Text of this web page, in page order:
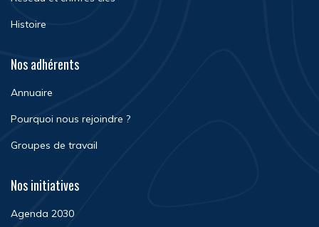
Histoire
Nos adhérents
Annuaire
Pourquoi nous rejoindre ?
Groupes de travail
Nos initiatives
Agenda 2030